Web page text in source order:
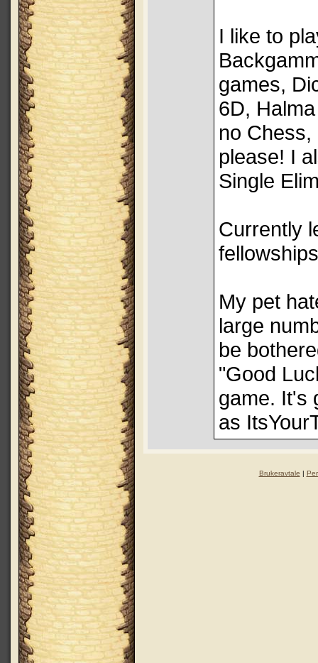
I like to
games,
6D,
no
please! I
Single
Currently
My pet
large
be
"Good
game. It's
as
Brukeravtale |